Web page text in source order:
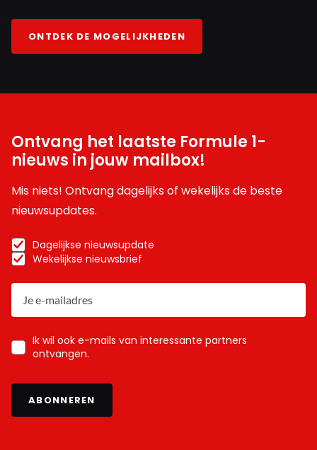
ONTDEK DE MOGELIJKHEDEN
Ontvang het laatste Formule 1-
nieuws in jouw mailbox!
Mis niets! Ontvang dagelijks of wekelijks de beste
nieuwsupdates.
Dagelijkse nieuwsupdate
Wekelijkse nieuwsbrief
Ik wil ook e-mails van interessante partners
ontvangen.
ABONNEREN